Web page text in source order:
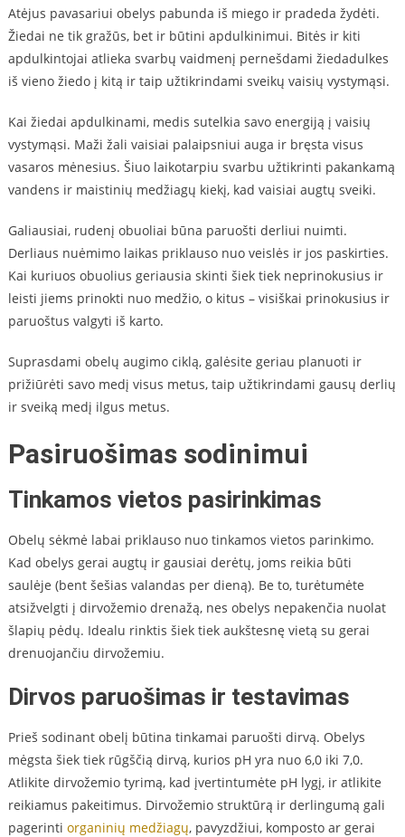
Atėjus pavasariui obelys pabunda iš miego ir pradeda žydėti.
Žiedai ne tik gražūs, bet ir būtini apdulkinimui. Bitės ir kiti
apdulkintojai atlieka svarbų vaidmenį pernešdami žiedadulkes
iš vieno žiedo į kitą ir taip užtikrindami sveikų vaisių vystymąsi.
Kai žiedai apdulkinami, medis sutelkia savo energiją į vaisių
vystymąsi. Maži žali vaisiai palaipsniui auga ir bręsta visus
vasaros mėnesius. Šiuo laikotarpiu svarbu užtikrinti pakankamą
vandens ir maistinių medžiagų kiekį, kad vaisiai augtų sveiki.
Galiausiai, rudenį obuoliai būna paruošti derliui nuimti.
Derliaus nuėmimo laikas priklauso nuo veislės ir jos paskirties.
Kai kuriuos obuolius geriausia skinti šiek tiek neprinokusius ir
leisti jiems prinokti nuo medžio, o kitus – visiškai prinokusius ir
paruoštus valgyti iš karto.
Suprasdami obelų augimo ciklą, galėsite geriau planuoti ir
prižiūrėti savo medį visus metus, taip užtikrindami gausų derlių
ir sveiką medį ilgus metus.
Pasiruošimas sodinimui
Tinkamos vietos pasirinkimas
Obelų sėkmė labai priklauso nuo tinkamos vietos parinkimo.
Kad obelys gerai augtų ir gausiai derėtų, joms reikia būti
saulėje (bent šešias valandas per dieną). Be to, turėtumėte
atsižvelgti į dirvožemio drenažą, nes obelys nepakenčia nuolat
šlapių pėdų. Idealu rinktis šiek tiek aukštesnę vietą su gerai
drenuojančiu dirvožemiu.
Dirvos paruošimas ir testavimas
Prieš sodinant obelį būtina tinkamai paruošti dirvą. Obelys
mėgsta šiek tiek rūgščią dirvą, kurios pH yra nuo 6,0 iki 7,0.
Atlikite dirvožemio tyrimą, kad įvertintumėte pH lygį, ir atlikite
reikiamus pakeitimus. Dirvožemio struktūrą ir derlingumą gali
pagerinti organinių medžiagų, pavyzdžiui, komposto ar gerai